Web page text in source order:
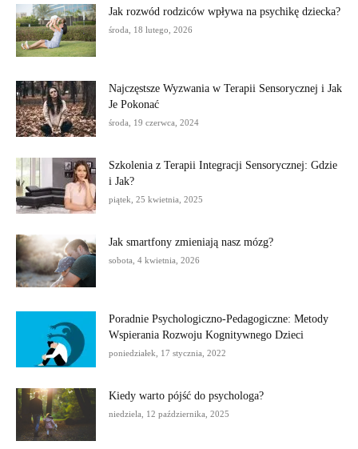
Jak rozwód rodziców wpływa na psychikę dziecka?
środa, 18 lutego, 2026
Najczęstsze Wyzwania w Terapii Sensorycznej i Jak
Je Pokonać
środa, 19 czerwca, 2024
Szkolenia z Terapii Integracji Sensorycznej: Gdzie
i Jak?
piątek, 25 kwietnia, 2025
Jak smartfony zmieniają nasz mózg?
sobota, 4 kwietnia, 2026
Poradnie Psychologiczno-Pedagogiczne: Metody
Wspierania Rozwoju Kognitywnego Dzieci
poniedziałek, 17 stycznia, 2022
Kiedy warto pójść do psychologa?
niedziela, 12 października, 2025